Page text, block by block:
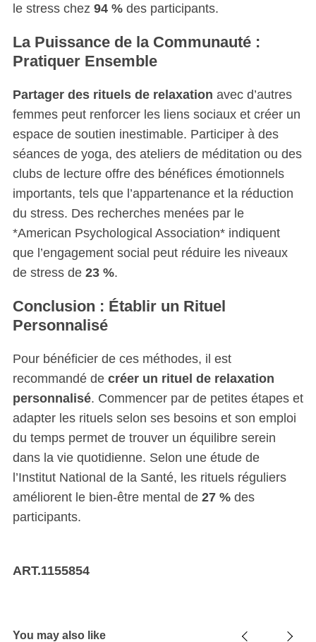
le stress chez 94 %des participants.
La Puissance de la Communauté :
Pratiquer Ensemble
Partager des rituels de relaxation avec d’autres
femmes peut renforcer les liens sociaux et créer un
espace de soutien inestimable. Participer à des
séances de yoga, des ateliers de méditation ou des
clubs de lecture offre des bénéfices émotionnels
importants, tels que l’appartenance et la réduction
du stress. Des recherches menées par le
*American Psychological Association* indiquent
que l’engagement social peut réduire les niveaux
de stress de 23 %.
Conclusion : Établir un Rituel
Personnalisé
Pour bénéficier de ces méthodes, il est
recommandé de créer un rituel de relaxation
personnalisé. Commencer par de petites étapes et
adapter les rituels selon ses besoins et son emploi
du temps permet de trouver un équilibre serein
dans la vie quotidienne. Selon une étude de
l’Institut National de la Santé, les rituels réguliers
améliorent le bien-être mental de 27 %des
participants.
ART.1155854
You may also like